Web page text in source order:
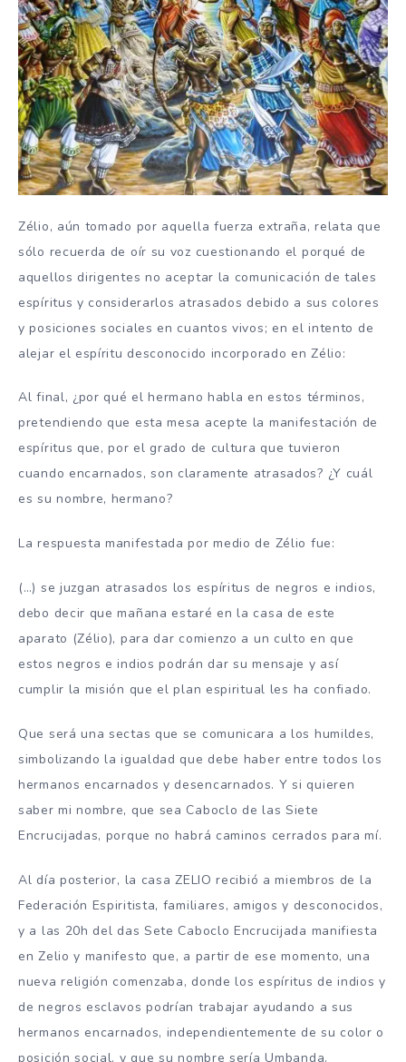
Zélio, aún tomado por aquella fuerza extraña, relata que
sólo recuerda de oír su voz cuestionando el porqué de
aquellos dirigentes no aceptar la comunicación de tales
espíritus y considerarlos atrasados ​​debido a sus colores
y posiciones sociales en cuantos vivos; en el intento de
alejar el espíritu desconocido incorporado en Zélio:
Al final, ¿por qué el hermano habla en estos términos,
pretendiendo que esta mesa acepte la manifestación de
espíritus que, por el grado de cultura que tuvieron
cuando encarnados, son claramente atrasados? ¿Y cuál
es su nombre, hermano?
La respuesta manifestada por medio de Zélio fue:
(…) se juzgan atrasados ​​los espíritus de negros e indios,
debo decir que mañana estaré en la casa de este
aparato (Zélio), para dar comienzo a un culto en que
estos negros e indios podrán dar su mensaje y así
cumplir la misión que el plan espiritual les ha confiado.
Que será una sectas que se comunicara a los humildes,
simbolizando la igualdad que debe haber entre todos los
hermanos encarnados y desencarnados. Y si quieren
saber mi nombre, que sea Caboclo de las Siete
Encrucijadas, porque no habrá caminos cerrados para mí.
Al día posterior, la casa ZELIO recibió a miembros de la
Federación Espiritista, familiares, amigos y desconocidos,
y a las 20h del das Sete Caboclo Encrucijada manifiesta
en Zelio y manifesto que, a partir de ese momento, una
nueva religión comenzaba, donde los espíritus de indios y
de negros esclavos podrían trabajar ayudando a sus
hermanos encarnados, independientemente de su color o
posición social, y que su nombre sería Umbanda.